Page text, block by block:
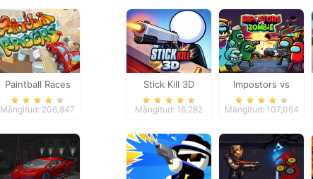
Paintball Races
Mängitud: 206,847
Stick Kill 3D
Mängitud: 16,282
Impostors vs
Zombies: Survival
Mängitud: 107,064